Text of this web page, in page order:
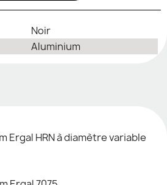
Noir
Aluminium
Ergal HRN à diamètre variable